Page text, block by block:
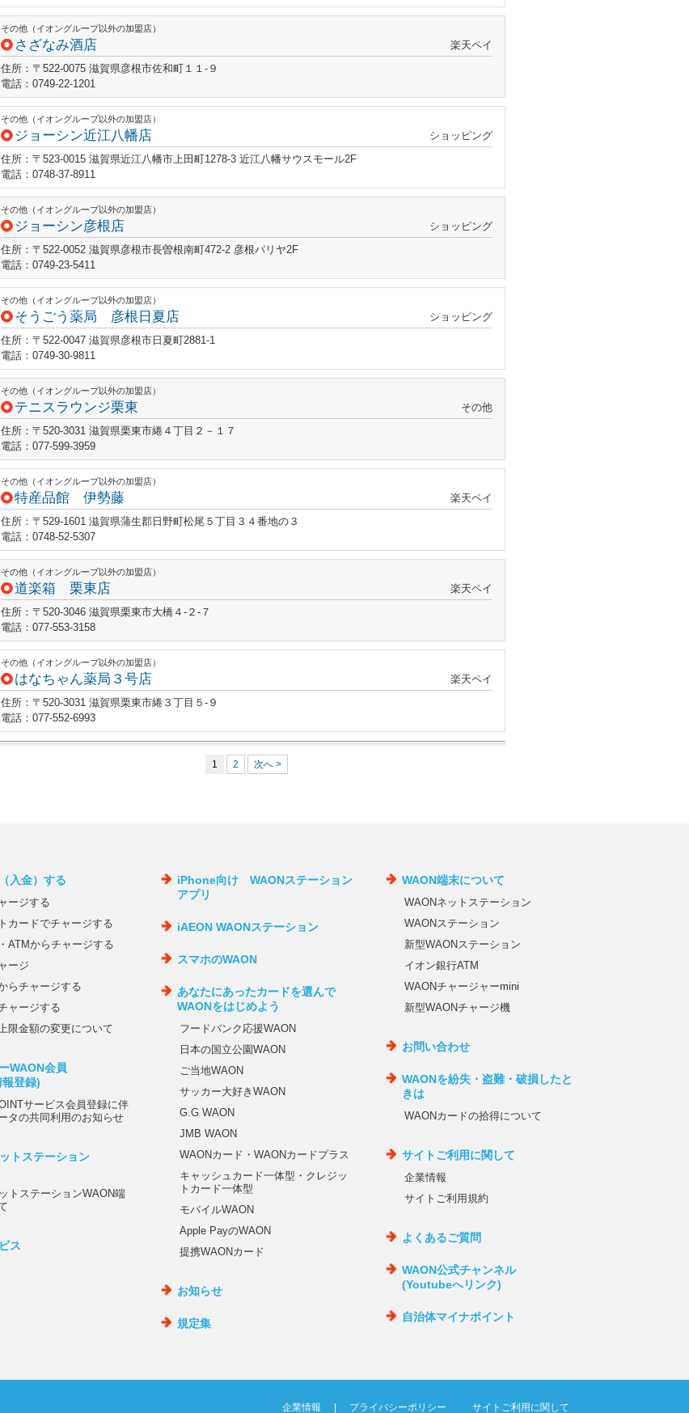
その他（イオングループ以外の加盟店）
さざなみ酒店
楽天ペイ
住所：〒522-0075 滋賀県彦根市佐和町１１‐９
電話：0749-22-1201
その他（イオングループ以外の加盟店）
ジョーシン近江八幡店
ショッピング
住所：〒523-0015 滋賀県近江八幡市上田町1278-3 近江八幡サウスモール2F
電話：0748-37-8911
その他（イオングループ以外の加盟店）
ジョーシン彦根店
ショッピング
住所：〒522-0052 滋賀県彦根市長曽根南町472-2 彦根パリヤ2F
電話：0749-23-5411
その他（イオングループ以外の加盟店）
そうごう薬局 彦根日夏店
ショッピング
住所：〒522-0047 滋賀県彦根市日夏町2881-1
電話：0749-30-9811
その他（イオングループ以外の加盟店）
テニスラウンジ栗東
その他
住所：〒520-3031 滋賀県栗東市綣４丁目２－１７
電話：077-599-3959
その他（イオングループ以外の加盟店）
特産品館 伊勢藤
楽天ペイ
住所：〒529-1601 滋賀県蒲生郡日野町松尾５丁目３４番地の３
電話：0748-52-5307
その他（イオングループ以外の加盟店）
道楽箱 栗東店
楽天ペイ
住所：〒520-3046 滋賀県栗東市大橋４‐２‐７
電話：077-553-3158
その他（イオングループ以外の加盟店）
はなちゃん薬局３号店
楽天ペイ
住所：〒520-3031 滋賀県栗東市綣３丁目５‐９
電話：077-552-6993
1 2 次へ >